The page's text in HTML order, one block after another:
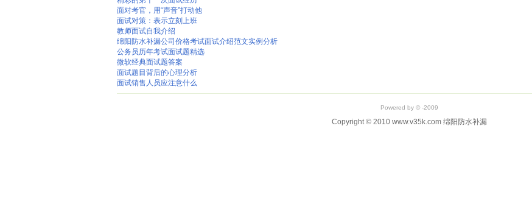
面对考官，用“声音”打动他
面试对策：表示立刻上班
教师面试自我介绍
绵阳防水补漏公司价格考试面试介绍范文实例分析
公务员历年考试面试题精选
微软经典面试题答案
面试题目背后的心理分析
面试销售人员应注意什么
Powered by © -2009
Copyright © 2010 www.v35k.com 绵阳防水补漏